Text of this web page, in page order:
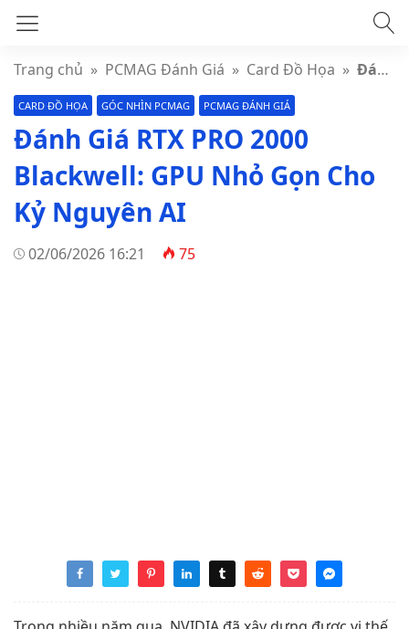
Trang chủ » PCMAG Đánh Giá » Card Đồ Họa » Đánh Giá RTX PRO 2000 Blackwell: GPU Nhỏ Gọn Cho Kỷ Nguyên AI
CARD ĐỒ HỌA GÓC NHÌN PCMAG PCMAG ĐÁNH GIÁ
Đánh Giá RTX PRO 2000
Blackwell: GPU Nhỏ Gọn Cho
Kỷ Nguyên AI
02/06/2026 16:21 75